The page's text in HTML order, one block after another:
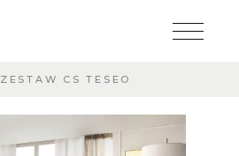
ZESTAW CS TESEO